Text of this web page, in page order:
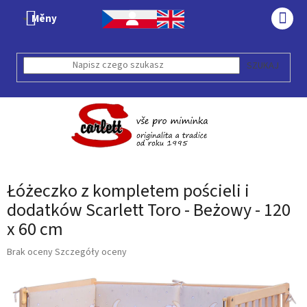
Měny
SZUKAJ
Łóżeczko z kompletem pościeli i
dodatków Scarlett Toro - Beżowy - 120
x 60 cm
Średnia
wynosi
0,0
Brak ocenySzczegóły oceny